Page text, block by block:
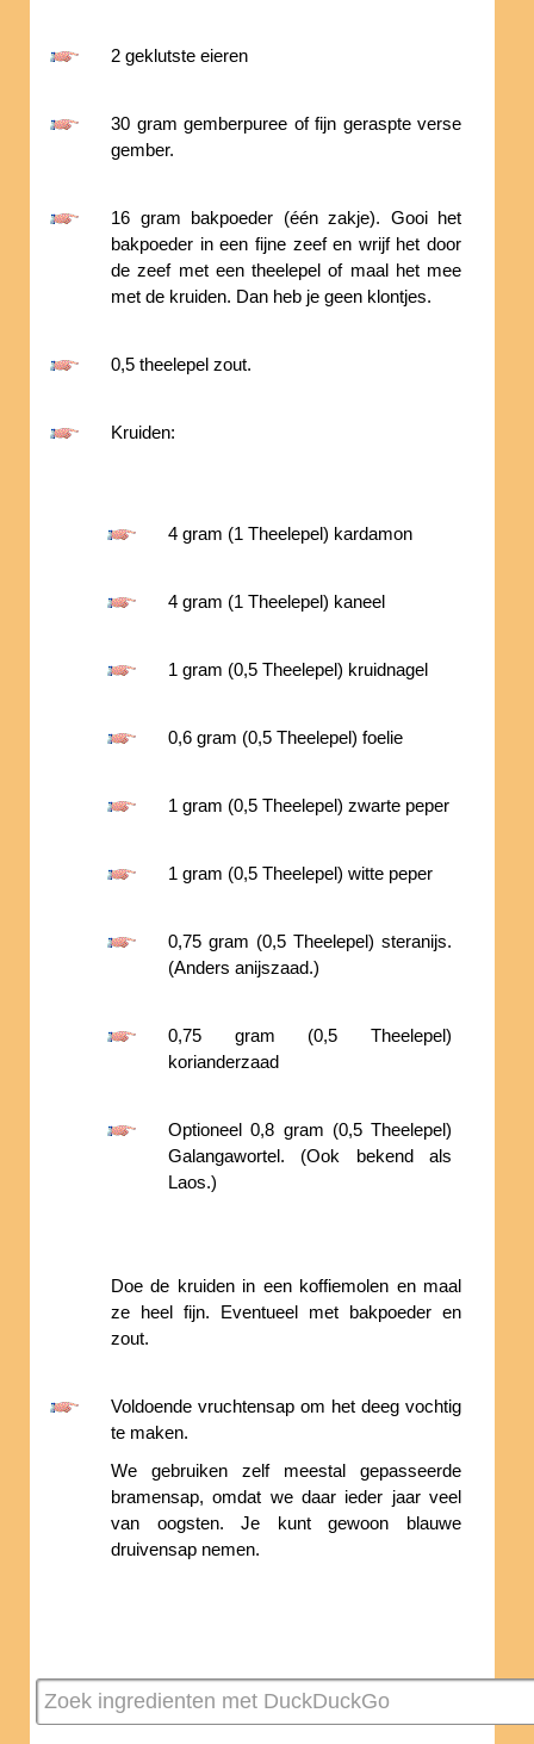
2 geklutste eieren
30 gram gemberpuree of fijn geraspte verse
gember.
16 gram bakpoeder (één zakje). Gooi het
bakpoeder in een fijne zeef en wrijf het door
de zeef met een theelepel of maal het mee
met de kruiden. Dan heb je geen klontjes.
0,5 theelepel zout.
Kruiden:
4 gram (1 Theelepel) kardamon
4 gram (1 Theelepel) kaneel
1 gram (0,5 Theelepel) kruidnagel
0,6 gram (0,5 Theelepel) foelie
1 gram (0,5 Theelepel) zwarte peper
1 gram (0,5 Theelepel) witte peper
0,75 gram (0,5 Theelepel) steranijs.
(Anders anijszaad.)
0,75 gram (0,5 Theelepel)
korianderzaad
Optioneel 0,8 gram (0,5 Theelepel)
Galangawortel. (Ook bekend als
Laos.)
Doe de kruiden in een koffiemolen en maal
ze heel fijn. Eventueel met bakpoeder en
zout.
Voldoende vruchtensap om het deeg vochtig
te maken.
We gebruiken zelf meestal gepasseerde
bramensap, omdat we daar ieder jaar veel
van oogsten. Je kunt gewoon blauwe
druivensap nemen.